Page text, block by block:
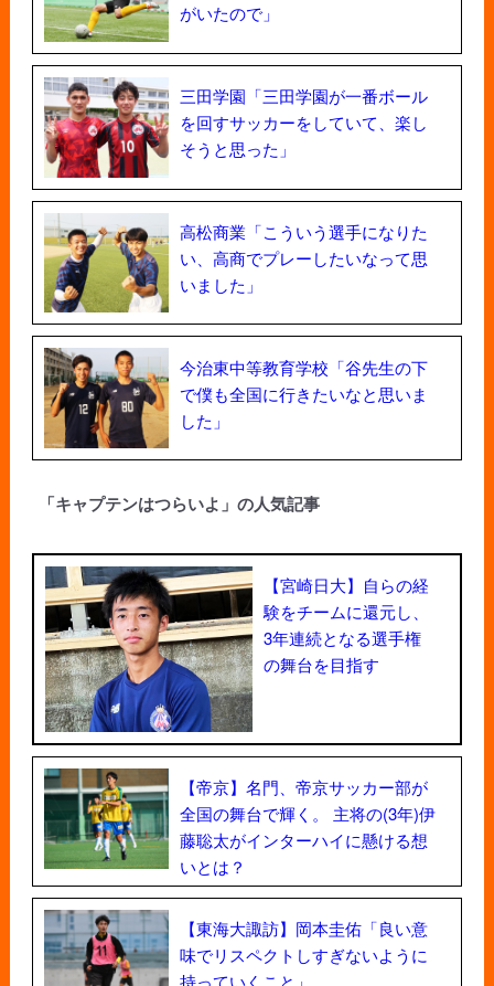
がいたので」
三田学園「三田学園が一番ボール
を回すサッカーをしていて、楽し
そうと思った」
高松商業「こういう選手になりた
い、高商でプレーしたいなって思
いました」
今治東中等教育学校「谷先生の下
で僕も全国に行きたいなと思いま
した」
「キャプテンはつらいよ」の人気記事
【宮崎日大】自らの経
験をチームに還元し、
3年連続となる選手権
の舞台を目指す
【帝京】名門、帝京サッカー部が
全国の舞台で輝く。 主将の(3年)伊
藤聡太がインターハイに懸ける想
いとは？
【東海大諏訪】岡本圭佑「良い意
味でリスペクトしすぎないように